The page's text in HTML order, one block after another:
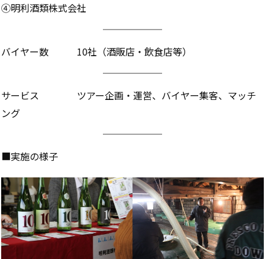
④明利酒類株式会社
バイヤー数 10社（酒販店・飲食店等）
サービス ツアー企画・運営、バイヤー集客、マッチ
ング
■実施の様子